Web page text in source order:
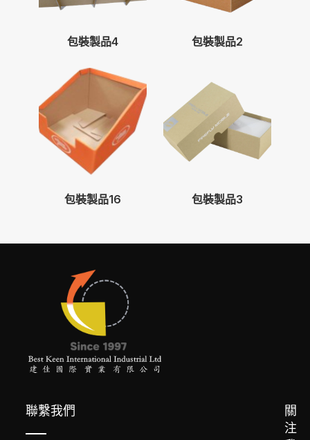
包裝製品4 包裝製品2
包裝製品16 包裝製品3
聯繫我們
關
注